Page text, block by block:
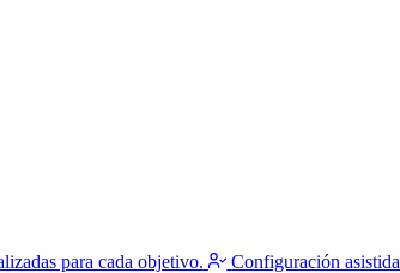
para cada objetivo. Configuración asistida